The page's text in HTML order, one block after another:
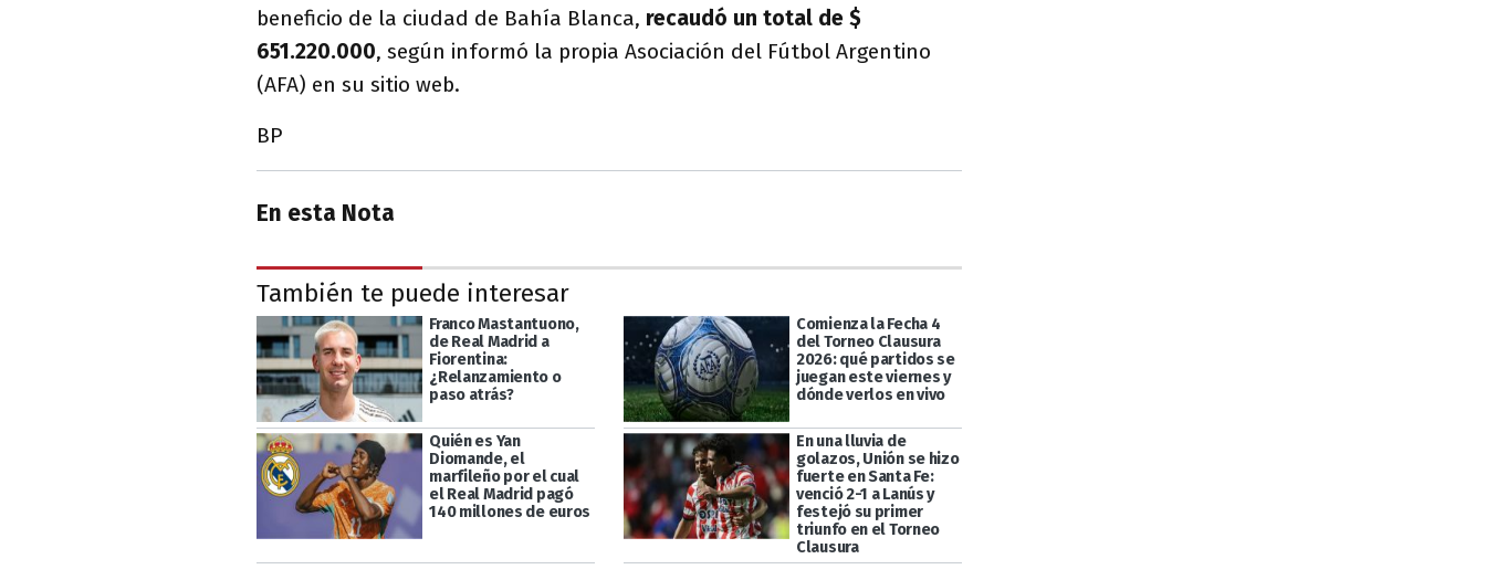
beneficio de la ciudad de Bahía Blanca, recaudó un total de $
651.220.000, según informó la propia Asociación del Fútbol Argentino
(AFA) en su sitio web.
BP
En esta Nota
También te puede interesar
Franco Mastantuono,
de Real Madrid a
Fiorentina:
¿Relanzamiento o
paso atrás?
Comienza la Fecha 4
del Torneo Clausura
2026: qué partidos se
juegan este viernes y
dónde verlos en vivo
Quién es Yan
Diomande, el
marfileño por el cual
el Real Madrid pagó
140 millones de euros
En una lluvia de
golazos, Unión se hizo
fuerte en Santa Fe:
venció 2-1 a Lanús y
festejó su primer
triunfo en el Torneo
Clausura